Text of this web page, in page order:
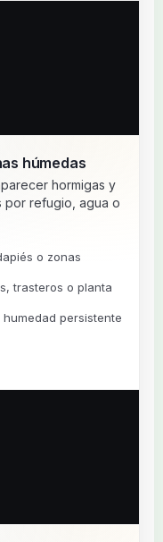
húmedas
hormigas y
por refugio, agua o
o zonas
trasteros o planta
persistente